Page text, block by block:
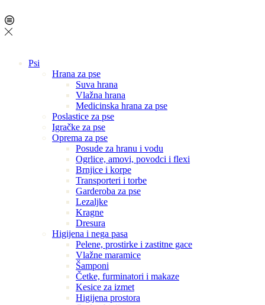
Psi
Hrana za pse
Suva hrana
Vlažna hrana
Medicinska hrana za pse
Poslastice za pse
Igračke za pse
Oprema za pse
Posude za hranu i vodu
Ogrlice, amovi, povodci i flexi
Brnjice i korpe
Transporteri i torbe
Garderoba za pse
Lezaljke
Kragne
Dresura
Higijena i nega pasa
Pelene, prostirke i zastitne gace
Vlažne maramice
Šamponi
Četke, furminatori i makaze
Kesice za izmet
Higijena prostora